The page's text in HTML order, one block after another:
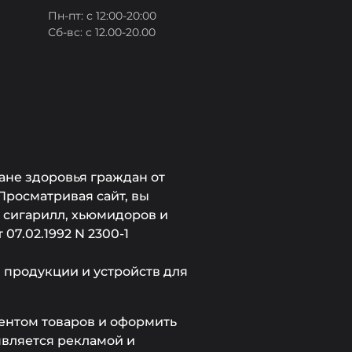
Пн-пт: с 12:00-20:00
Сб-вс: с 12.00-20.00
здоровья граждан от
сайт, вы
сигарилл, хьюмидоров и
N 2300-1
и устройств для
товаров и оформить
рекламой и